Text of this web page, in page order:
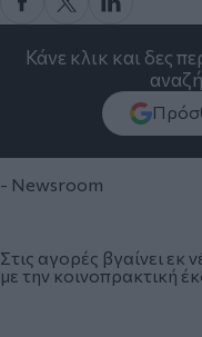
Κάνε κλικ και δες
- Newsroom
Στις αγορές βγαίνει εκ
με την κοινοπρακτική